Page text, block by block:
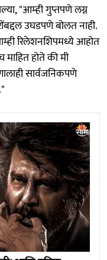
"आम्ही गुप्तपणे लग्न
उघडपणे बोलत नाही.
रिलेशनशिपमध्ये आहोत
होते की मी
सार्वजनिकपणे